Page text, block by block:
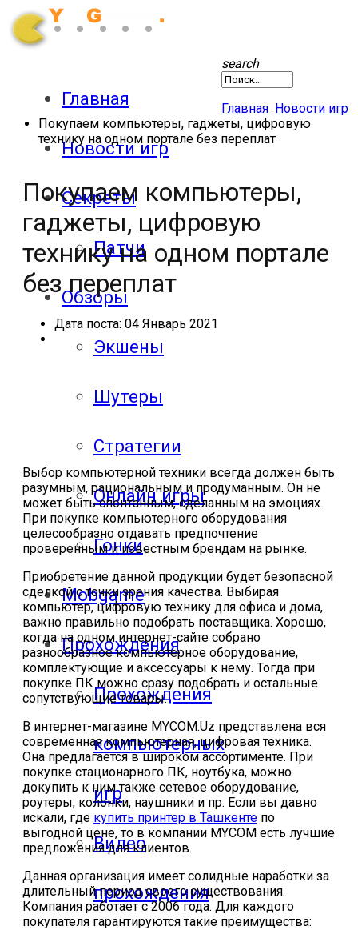
Главная
Новости игр
Секреты
Патчи
Обзоры
Экшены
Шутеры
Стратегии
Онлайн игры
Гонки
Mobgame
Прохождения
Прохождения
компьютерных
игр
Видео
прохождения
search
Главная Новости игр
Покупаем компьютеры, гаджеты, цифровую
технику на одном портале без переплат
Покупаем компьютеры,
гаджеты, цифровую
технику на одном портале
без переплат
Дата поста: 04 Январь 2021
Выбор компьютерной техники всегда должен быть
разумным, рациональным и продуманным. Он не
может быть спонтанным, сделанным на эмоциях.
При покупке компьютерного оборудования
целесообразно отдавать предпочтение
проверенным и известным брендам на рынке.
Приобретение данной продукции будет безопасной
сделкой с точки зрения качества. Выбирая
компьютер, цифровую технику для офиса и дома,
важно правильно подобрать поставщика. Хорошо,
когда на одном интернет-сайте собрано
разнообразное компьютерное оборудование,
комплектующие и аксессуары к нему. Тогда при
покупке ПК можно сразу подобрать и остальные
сопутствующие товары.
В интернет-магазине MYCOM.Uz представлена вся
современная компьютерная, цифровая техника.
Она предлагается в широком ассортименте. При
покупке стационарного ПК, ноутбука, можно
докупить к ним также сетевое оборудование,
роутеры, колонки, наушники и пр. Если вы давно
искали, где купить принтер в Ташкенте по
выгодной цене, то в компании MYCOM есть лучшие
предложения для клиентов.
Данная организация имеет солидные наработки за
длительный период своего существования.
Компания работает с 2006 года. Для каждого
покупателя гарантируются такие преимущества: